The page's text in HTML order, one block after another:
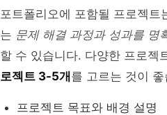
포트폴리오에 포함될 프로젝트
는 문제 해결 과정과 성과를 명
할 수 있습니다. 다양한 프로젝
로젝트 3-5개 를 고르는 것이 좋
프로젝트 목표와 배경 설명